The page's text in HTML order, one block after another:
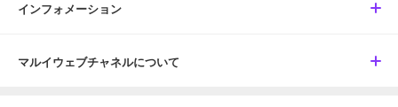
インフォメーション
マルイウェブチャネルについて